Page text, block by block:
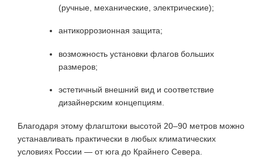
(ручные, механические, электрические);
антикоррозионная защита;
возможность установки флагов больших
размеров;
эстетичный внешний вид и соответствие
дизайнерским концепциям.
Благодаря этому флагштоки высотой 20–90 метров можно
устанавливать практически в любых климатических
условиях России — от юга до Крайнего Севера.